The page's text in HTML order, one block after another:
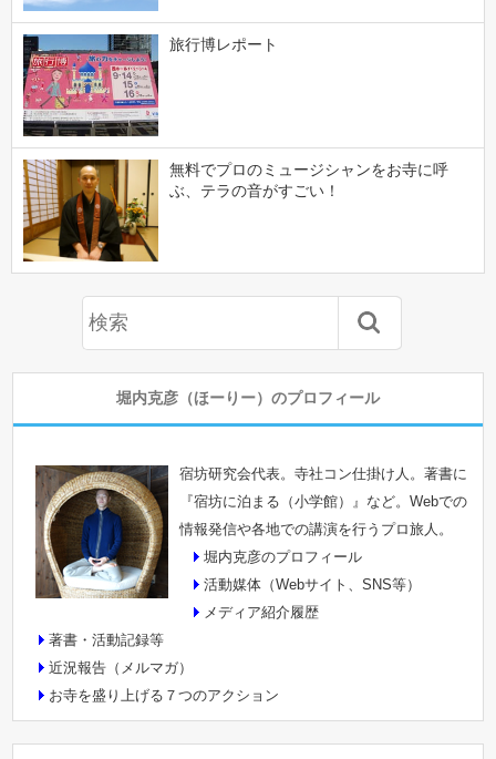
旅行博レポート
無料でプロのミュージシャンをお寺に呼
ぶ、テラの音がすごい！
堀内克彦（ほーりー）のプロフィール
宿坊研究会代表。寺社コン仕掛け人。著書に
『宿坊に泊まる（小学館）』など。Webでの
情報発信や各地での講演を行うプロ旅人。
堀内克彦のプロフィール
活動媒体（Webサイト、SNS等）
メディア紹介履歴
著書・活動記録等
近況報告（メルマガ）
お寺を盛り上げる７つのアクション